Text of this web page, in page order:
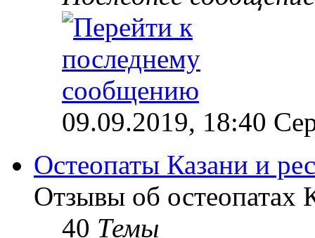
09.09.2019, 18:40
Остеопаты Казани и
Отзывы об остеопатах
40 Темы